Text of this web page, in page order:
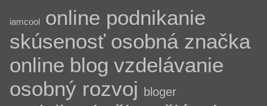
iamcool
online podnikanie
skúsenosť osobná značka
online blog vzdelávanie
osobný rozvoj
bloger